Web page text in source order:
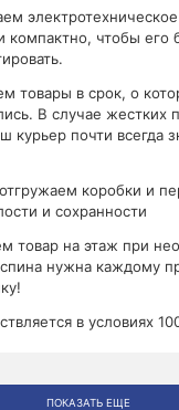
компактно, чтобы его
товары в срок, о
В случае жестких
курьер почти всегда
коробки и
и сохранности
товар на этаж при
нужна каждому
в условиях
ПОКАЗАТЬ ЕЩЕ